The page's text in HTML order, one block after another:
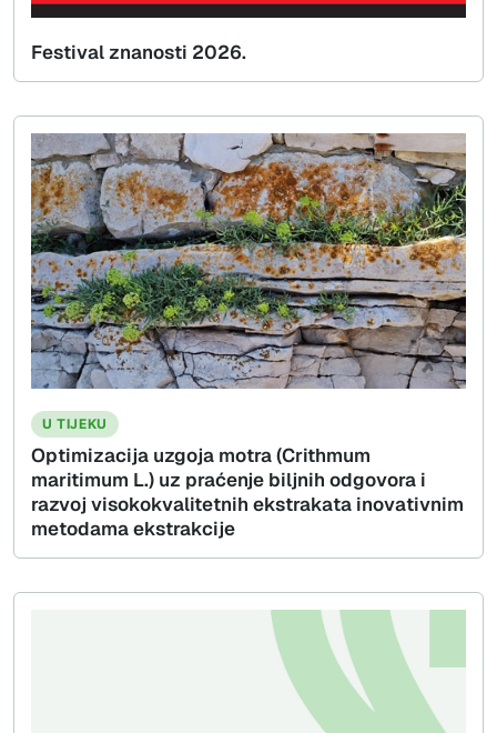
Festival znanosti 2026.
U TIJEKU
Optimizacija uzgoja motra (Crithmum
maritimum L.) uz praćenje biljnih odgovora i
razvoj visokokvalitetnih ekstrakata inovativnim
metodama ekstrakcije